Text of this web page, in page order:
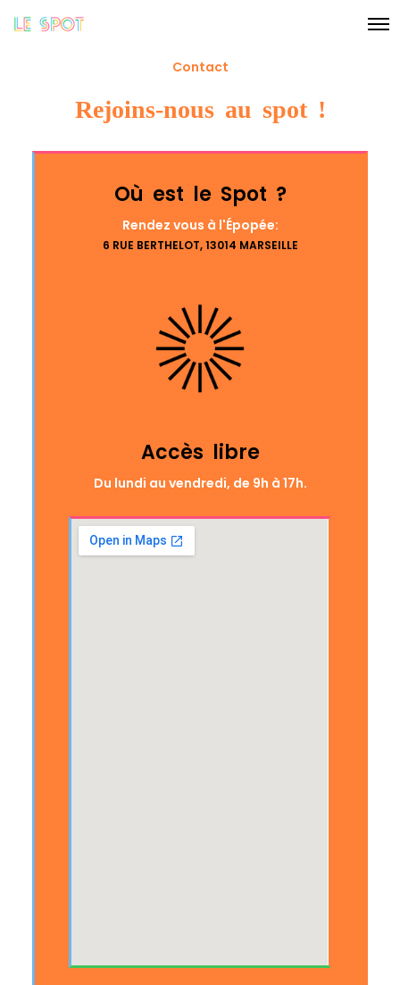
Contact
Rejoins-nous au spot !
Où est le Spot ?
Rendez vous à l'Épopée:
6 RUE BERTHELOT, 13014 MARSEILLE
Accès libre
Du lundi au vendredi, de 9h à 17h.